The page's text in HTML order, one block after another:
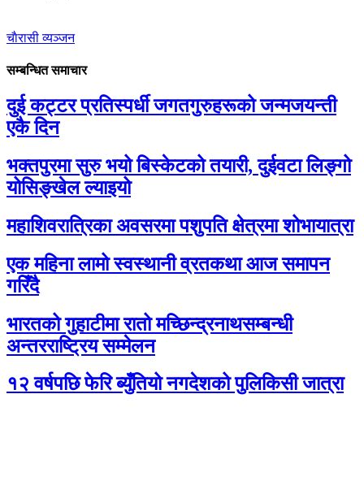
चाैरासी व्यञ्जन
सम्बन्धित समाचार
दुई कट्टर प्रतिस्पर्धी जगतगुरुहरूको जन्मजयन्ती
एकै दिन
भक्तपुरमा सुरु भयो बिस्केटको तयारी, दुईवटा लिङ्गो
योसिङ्खेल ल्याइयो
महाशिवरात्रिका अवसरमा पशुपति क्षेत्रमा शोभायात्रा
एक महिना लामो स्वस्थानी व्रतकथा आज समापन
गरिँदै
भारतको गुहाटीमा रातो मच्छिन्द्रनाथसम्बन्धी
अन्तरराष्ट्रिय सम्मेलन
१२ वर्षपछि फेरि ब्युँतियो नगदेशको पुलिकिसी जात्रा